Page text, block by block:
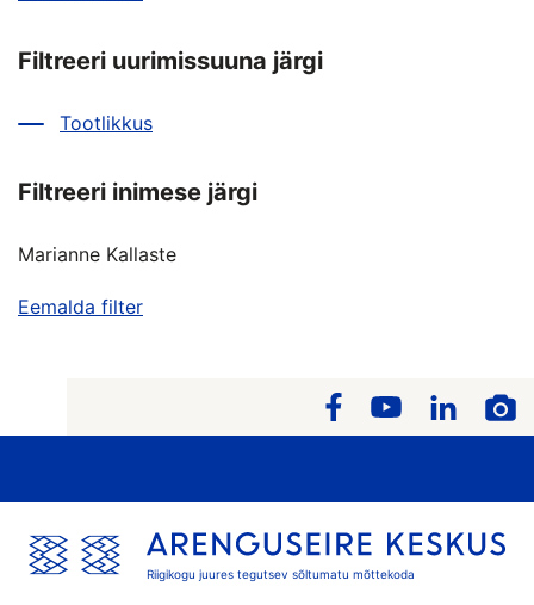
Filtreeri uurimissuuna järgi
Tootlikkus
Filtreeri inimese järgi
Marianne Kallaste
Eemalda filter
Riigikogu juures tegutsev sõltumatu mõttekoda